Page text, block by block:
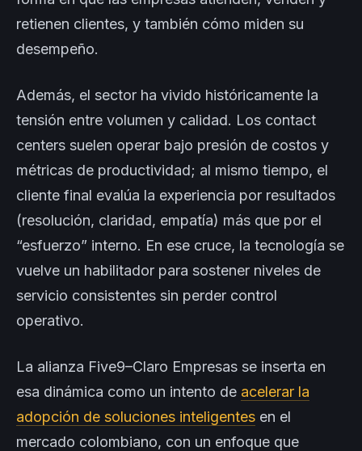
retienen clientes, y también cómo miden su
desempeño.
Además, el sector ha vivido históricamente la
tensión entre volumen y calidad. Los contact
centers suelen operar bajo presión de costos y
métricas de productividad; al mismo tiempo, el
cliente final evalúa la experiencia por resultados
(resolución, claridad, empatía) más que por el
“esfuerzo” interno. En ese cruce, la tecnología se
vuelve un habilitador para sostener niveles de
servicio consistentes sin perder control
operativo.
La alianza Five9–Claro Empresas se inserta en
esa dinámica como un intento de acelerar la
adopción de soluciones inteligentes en el
mercado colombiano, con un enfoque que